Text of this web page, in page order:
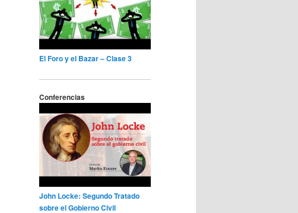
El Foro y el Bazar – Clase 3
Conferencias
John Locke: Segundo Tratado
sobre el Gobierno Civil